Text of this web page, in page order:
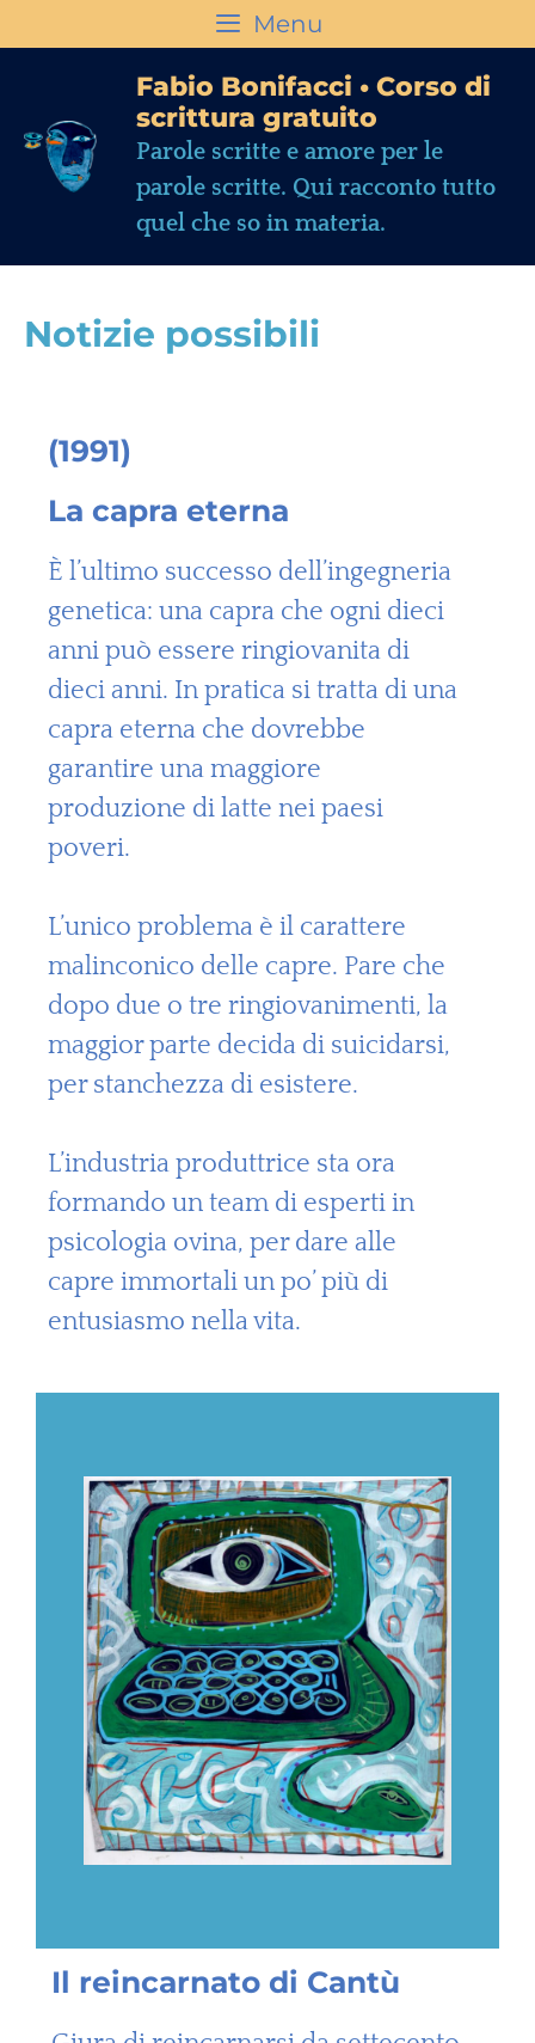
Menu
Fabio Bonifacci • Corso di
scrittura gratuito
Parole scritte e amore per le
parole scritte. Qui racconto tutto
quel che so in materia.
Notizie possibili
(1991)
La capra eterna
È l’ultimo successo dell’ingegneria
genetica: una capra che ogni dieci
anni può essere ringiovanita di
dieci anni. In pratica si tratta di una
capra eterna che dovrebbe
garantire una maggiore
produzione di latte nei paesi
poveri.
L’unico problema è il carattere
malinconico delle capre. Pare che
dopo due o tre ringiovanimenti, la
maggior parte decida di suicidarsi,
per stanchezza di esistere.
L’industria produttrice sta ora
formando un team di esperti in
psicologia ovina, per dare alle
capre immortali un po’ più di
entusiasmo nella vita.
Il reincarnato di Cantù